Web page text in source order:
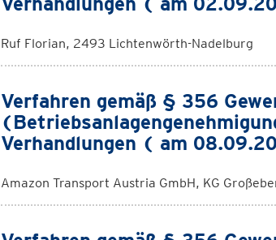
Ruf Florian, 2493 Lichtenwörth-Nadelburg
Verfahren gemäß § 356
Verhandlungen ( am
Amazon Transport Austria GmbH, KG